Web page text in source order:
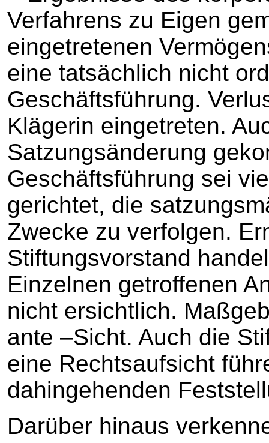
Verfahrens zu Eigen
eingetretenen
eine tatsächlich nicht
Geschäftsführung.
Klägerin eingetreten.
Satzungsänderung
Geschäftsführung sei
gerichtet, die
Zwecke zu verfolgen.
Stiftungsvorstand
Einzelnen getroffenen
nicht ersichtlich.
ante –Sicht. Auch die
eine Rechtsaufsicht
dahingehenden
Darüber hinaus